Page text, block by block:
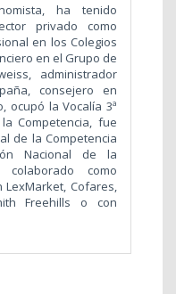
ha tenido
privado como
en los Colegios
en el Grupo de
administrador
consejero en
ocupó la Vocalía 3ª
Competencia, fue
de la Competencia
Nacional de la
colaborado como
Cofares,
Freehills o con